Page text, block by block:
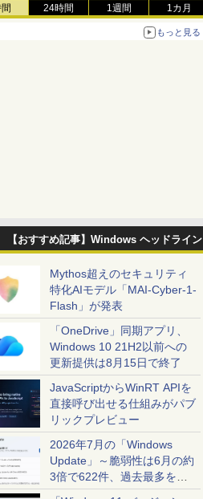
24時間 1週間 1カ月
もっと見る
【おすすめ記事】Windows ヘッドライン
Mythos超えのセキュリティ
特化AIモデル「MAI-Cyber-1-
Flash」が発表
「OneDrive」同期アプリ、
Windows 10 21H2以前への
更新提供は8月15日で終了
JavaScriptからWinRT APIを
直接呼び出せる仕組みがパブ
リックプレビュー
2026年7月の「Windows
Update」～脆弱性は6月の約
3倍で622件、過去最多を大
幅に更新